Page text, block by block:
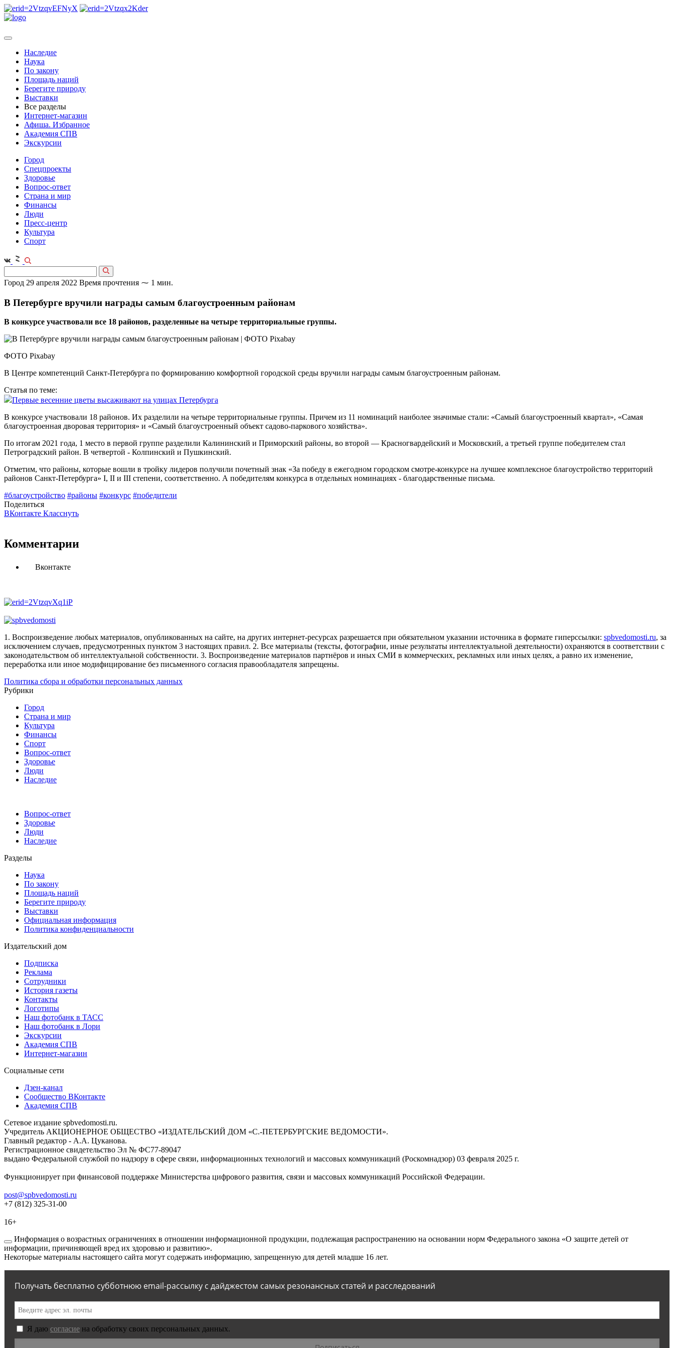
Наследие
Наука
По закону
Площадь наций
Берегите природу
Выставки
Все разделы
Интернет-магазин
Афиша. Избранное
Академия СПВ
Экскурсии
Город
Спецпроекты
Здоровье
Вопрос-ответ
Страна и мир
Финансы
Люди
Пресс-центр
Культура
Спорт
Город 29 апреля 2022 Время прочтения ⁓ 1 мин.
В Петербурге вручили награды самым благоустроенным районам
В конкурсе участвовали все 18 районов, разделенные на четыре территориальные группы.
ФОТО Pixabay
В Центре компетенций Санкт-Петербурга по формированию комфортной городской среды вручили награды самым благоустроенным районам.
Статья по теме:
Первые весенние цветы высаживают на улицах Петербурга
В конкурсе участвовали 18 районов. Их разделили на четыре территориальные группы. Причем из 11 номинаций наиболее значимые стали: «Самый благоустроенный квартал», «Самая
благоустроенная дворовая территория» и «Самый благоустроенный объект садово-паркового хозяйства».
По итогам 2021 года, 1 место в первой группе разделили Калининский и Приморский районы, во второй — Красногвардейский и Московский, а третьей группе победителем стал
Петроградский район. В четвертой - Колпинский и Пушкинский.
Отметим, что районы, которые вошли в тройку лидеров получили почетный знак «За победу в ежегодном городском смотре-конкурсе на лучшее комплексное благоустройство территорий
районов Санкт-Петербурга» I, II и III степени, соответственно. А победителям конкурса в отдельных номинациях - благодарственные письма.
#благоустройство #районы #конкурс #победители
Поделиться
ВКонтакте Класснуть
Комментарии
Вконтакте
1. Воспроизведение любых материалов, опубликованных на сайте, на других интернет-ресурсах разрешается при обязательном указании источника в формате гиперссылки: spbvedomosti.ru, за
исключением случаев, предусмотренных пунктом 3 настоящих правил. 2. Все материалы (тексты, фотографии, иные результаты интеллектуальной деятельности) охраняются в соответствии с
законодательством об интеллектуальной собственности. 3. Воспроизведение материалов партнёров и иных СМИ в коммерческих, рекламных или иных целях, а равно их изменение,
переработка или иное модифицирование без письменного согласия правообладателя запрещены.
Политика сбора и обработки персональных данных
Рубрики
Город
Страна и мир
Культура
Финансы
Спорт
Вопрос-ответ
Здоровье
Люди
Наследие
Вопрос-ответ
Здоровье
Люди
Наследие
Разделы
Наука
По закону
Площадь наций
Берегите природу
Выставки
Официальная информация
Политика конфиденциальности
Издательский дом
Подписка
Реклама
Сотрудники
История газеты
Контакты
Логотипы
Наш фотобанк в ТАСС
Наш фотобанк в Лори
Экскурсии
Академия СПВ
Интернет-магазин
Социальные сети
Дзен-канал
Сообщество ВКонтакте
Академия СПВ
Сетевое издание spbvedomosti.ru.
Учредитель АКЦИОНЕРНОЕ ОБЩЕСТВО «ИЗДАТЕЛЬСКИЙ ДОМ «С.-ПЕТЕРБУРГСКИЕ ВЕДОМОСТИ».
Главный редактор - А.А. Цуканова.
Регистрационное свидетельство Эл № ФС77-89047
выдано Федеральной службой по надзору в сфере связи, информационных технологий и массовых коммуникаций (Роскомнадзор) 03 февраля 2025 г.
Функционирует при финансовой поддержке Министерства цифрового развития, связи и массовых коммуникаций Российской Федерации.
post@spbvedomosti.ru
+7 (812) 325-31-00
16+
Информация о возрастных ограничениях в отношении информационной продукции, подлежащая распространению на основании норм Федерального закона «О защите детей от
информации, причиняющей вред их здоровью и развитию».
Некоторые материалы настоящего сайта могут содержать информацию, запрещенную для детей младше 16 лет.
Получать бесплатно субботнюю email-рассылку с дайджестом самых резонансных статей и расследований
Я даю согласие на обработку своих персональных данных.